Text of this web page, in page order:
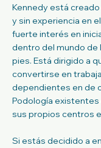
Kennedy está
y sin experiencia en
fuerte interés en
dentro del mundo de
pies. Está dirigido a
convertirse en
dependientes en de
Podología existentes
sus propios centros
Si estás decidido a